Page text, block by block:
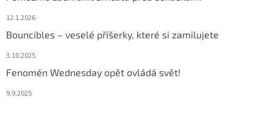
12.1.2026
Bouncibles – veselé příšerky, které si zamilujete
3.10.2025
Fenomén Wednesday opět ovládá svět!
9.9.2025